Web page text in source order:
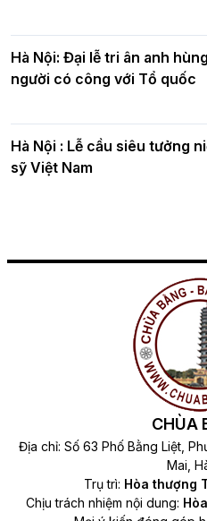
Hà Nội: Đại lễ tri ân anh
người có công với Tổ quốc
Hà Nội : Lễ cầu siêu tưởng
sỹ Việt Nam
CHÙA
Địa chỉ: Số 63 Phố Bằng Liệt,
Mai,
Trụ trì: Hòa thượng
Chịu trách nhiệm nội dung: